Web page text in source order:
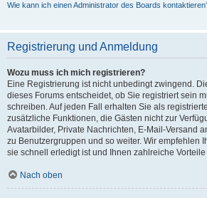
Wie kann ich einen Administrator des Boards
Registrierung und Anmeldung
Wozu muss ich mich registrieren?
Eine Registrierung ist nicht unbedingt zwingend.
dieses Forums entscheidet, ob Sie registriert sein
schreiben. Auf jeden Fall erhalten Sie als
zusätzliche Funktionen, die Gästen nicht zur
Avatarbilder, Private Nachrichten, E-Mail-Versand
zu Benutzergruppen und so weiter. Wir empfehlen
sie schnell erledigt ist und Ihnen zahlreiche Vorteile
Nach oben